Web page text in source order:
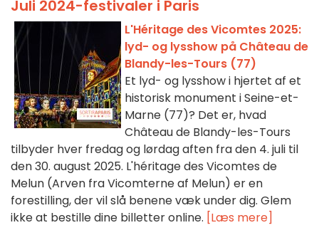
Juli 2024-festivaler i Paris
L'Héritage des Vicomtes 2025:
lyd- og lysshow på Château de
Blandy-les-Tours (77)
Et lyd- og lysshow i hjertet af et
historisk monument i Seine-et-
Marne (77)? Det er, hvad
Château de Blandy-les-Tours
tilbyder hver fredag og lørdag aften fra den 4. juli til
den 30. august 2025. L'héritage des Vicomtes de
Melun (Arven fra Vicomterne af Melun) er en
forestilling, der vil slå benene væk under dig. Glem
ikke at bestille dine billetter online. [Læs mere]